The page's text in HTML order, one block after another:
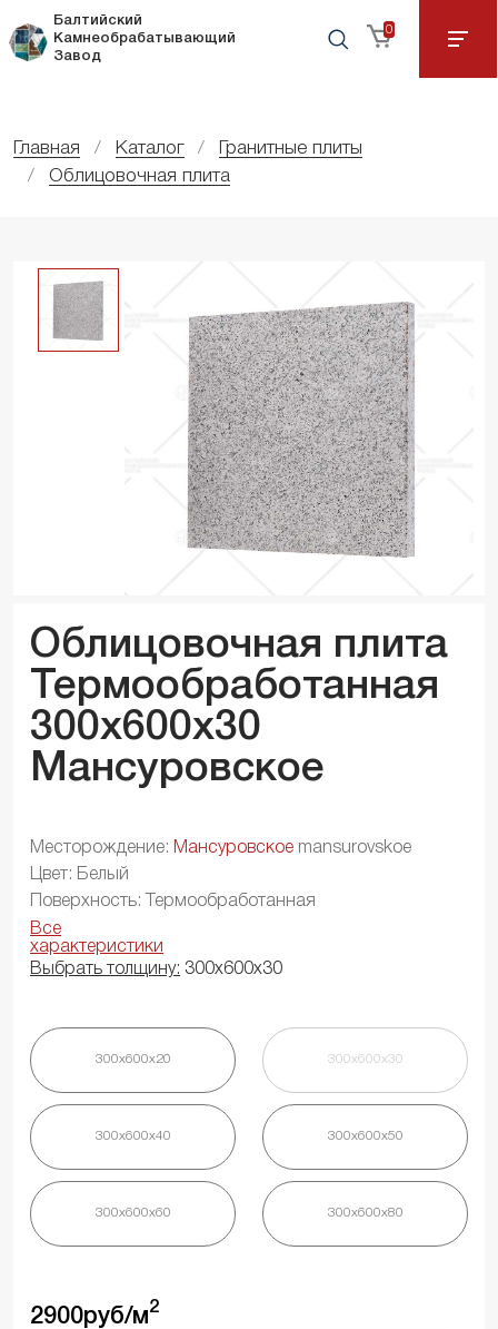
Балтийский
Камнеобрабатывающий
Завод
0
Главная Каталог
Гранитные плиты
Облицовочная плита
Облицовочная плита
Термообработанная
300x600x30
Мансуровское
Месторождение: Мансуровское mansurovskoe
Цвет: Белый
Поверхность: Термообработанная
Все
характеристики
Выбрать толщину: 300х600х30
300х600х20 300х600х30
300х600х40 300х600х50
300х600х60 300х600х80
2900руб/м2